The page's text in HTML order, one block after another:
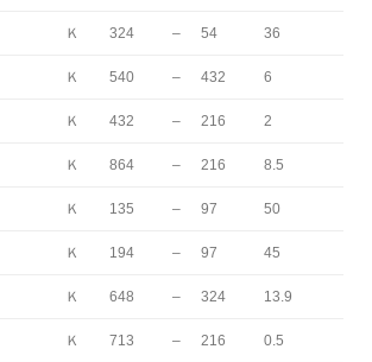
Ｋ 324 – 54 36
Ｋ 540 – 432 6
Ｋ 432 – 216 2
Ｋ 864 – 216 8.5
Ｋ 135 – 97 50
Ｋ 194 – 97 45
Ｋ 648 – 324 13.9
Ｋ 713 – 216 0.5